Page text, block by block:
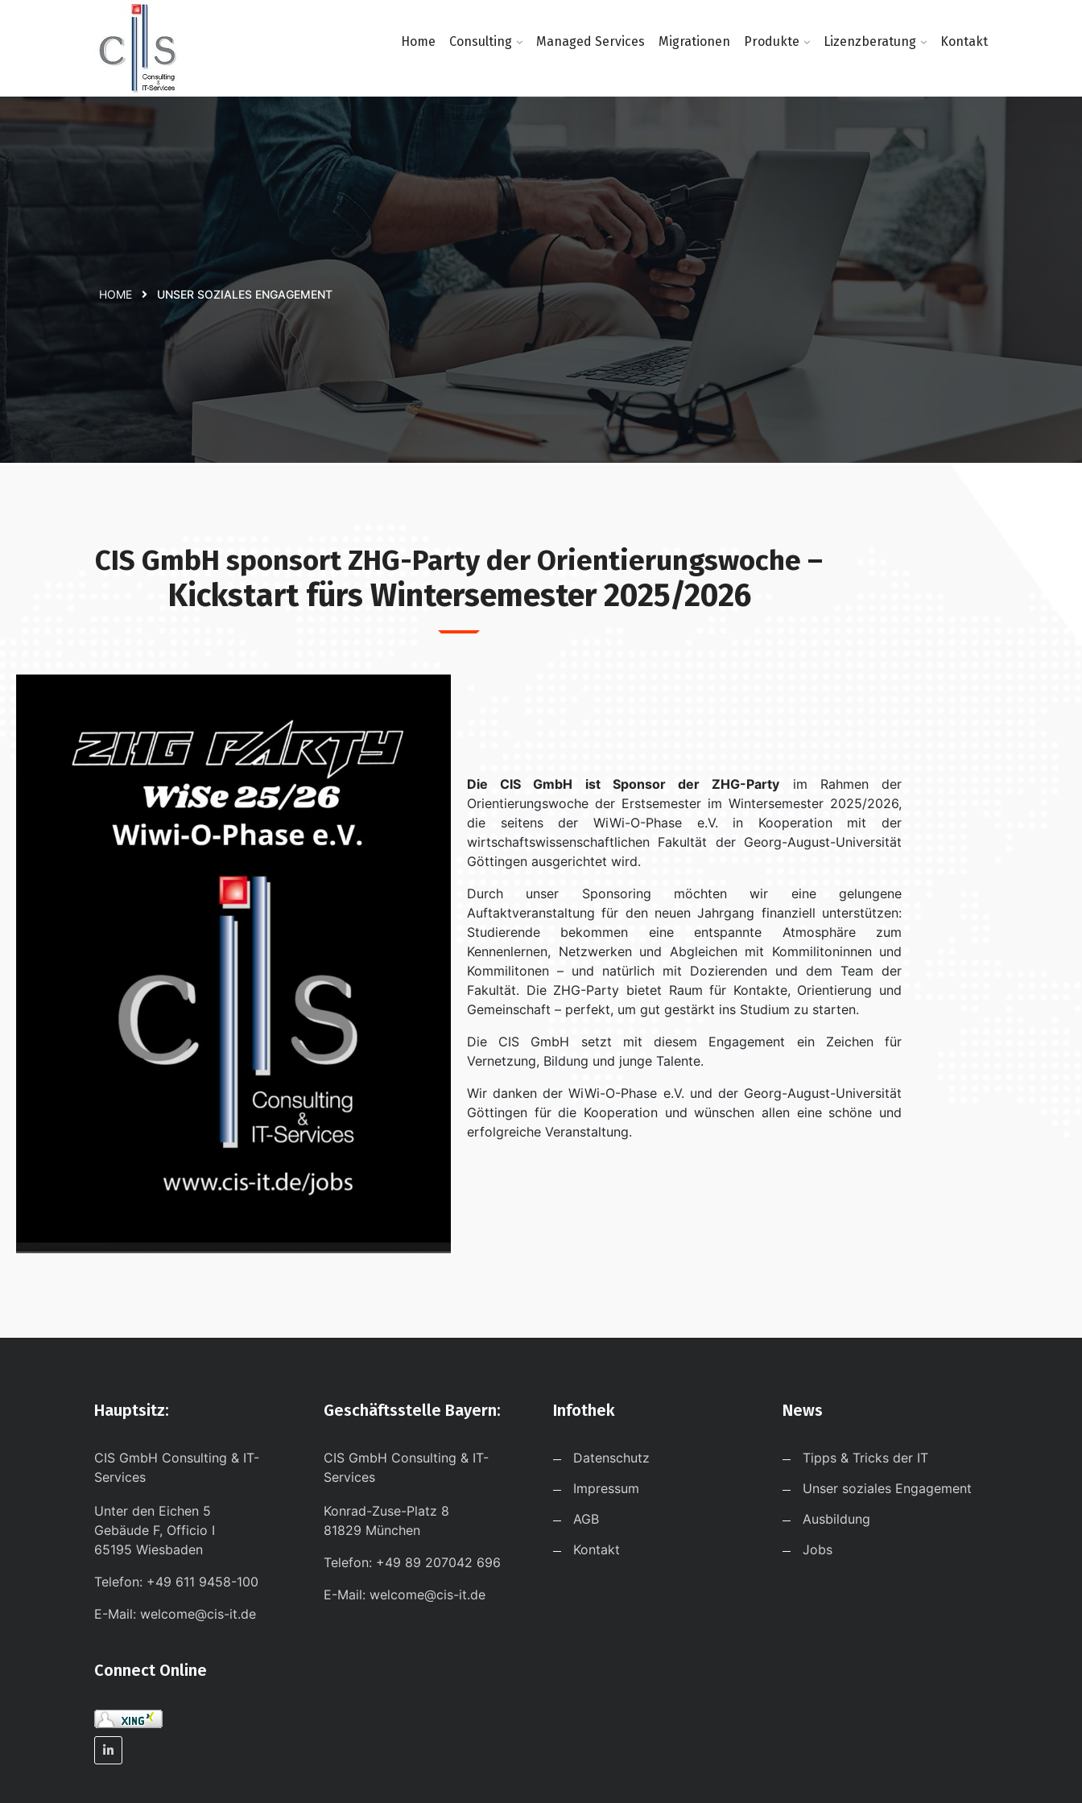
Home Consulting Managed Services Migrationen Produkte Lizenzberatung Kontakt
HOME UNSER SOZIALES ENGAGEMENT
CIS GmbH sponsort ZHG-Party der Orientierungswoche –
Kickstart fürs Wintersemester 2025/2026
Die CIS GmbH ist Sponsor der ZHG-Party im Rahmen der
Orientierungswoche der Erstsemester im Wintersemester 2025/2026,
die seitens der WiWi-O-Phase e.V. in Kooperation mit der
wirtschaftswissenschaftlichen Fakultät der Georg-August-Universität
Göttingen ausgerichtet wird.
Durch unser Sponsoring möchten wir eine gelungene
Auftaktveranstaltung für den neuen Jahrgang finanziell unterstützen:
Studierende bekommen eine entspannte Atmosphäre zum
Kennenlernen, Netzwerken und Abgleichen mit Kommilitoninnen und
Kommilitonen – und natürlich mit Dozierenden und dem Team der
Fakultät. Die ZHG-Party bietet Raum für Kontakte, Orientierung und
Gemeinschaft – perfekt, um gut gestärkt ins Studium zu starten.
Die CIS GmbH setzt mit diesem Engagement ein Zeichen für
Vernetzung, Bildung und junge Talente.
Wir danken der WiWi-O-Phase e.V. und der Georg-August-Universität
Göttingen für die Kooperation und wünschen allen eine schöne und
erfolgreiche Veranstaltung.
Hauptsitz:
CIS GmbH Consulting & IT-
Services
Unter den Eichen 5
Gebäude F, Officio I
65195 Wiesbaden
Telefon: +49 611 9458-100
E-Mail: welcome@cis-it.de
Connect Online
Geschäftsstelle Bayern:
CIS GmbH Consulting & IT-
Services
Konrad-Zuse-Platz 8
81829 München
Telefon: +49 89 207042 696
E-Mail: welcome@cis-it.de
Infothek
Datenschutz
Impressum
AGB
Kontakt
News
Tipps & Tricks der IT
Unser soziales Engagement
Ausbildung
Jobs